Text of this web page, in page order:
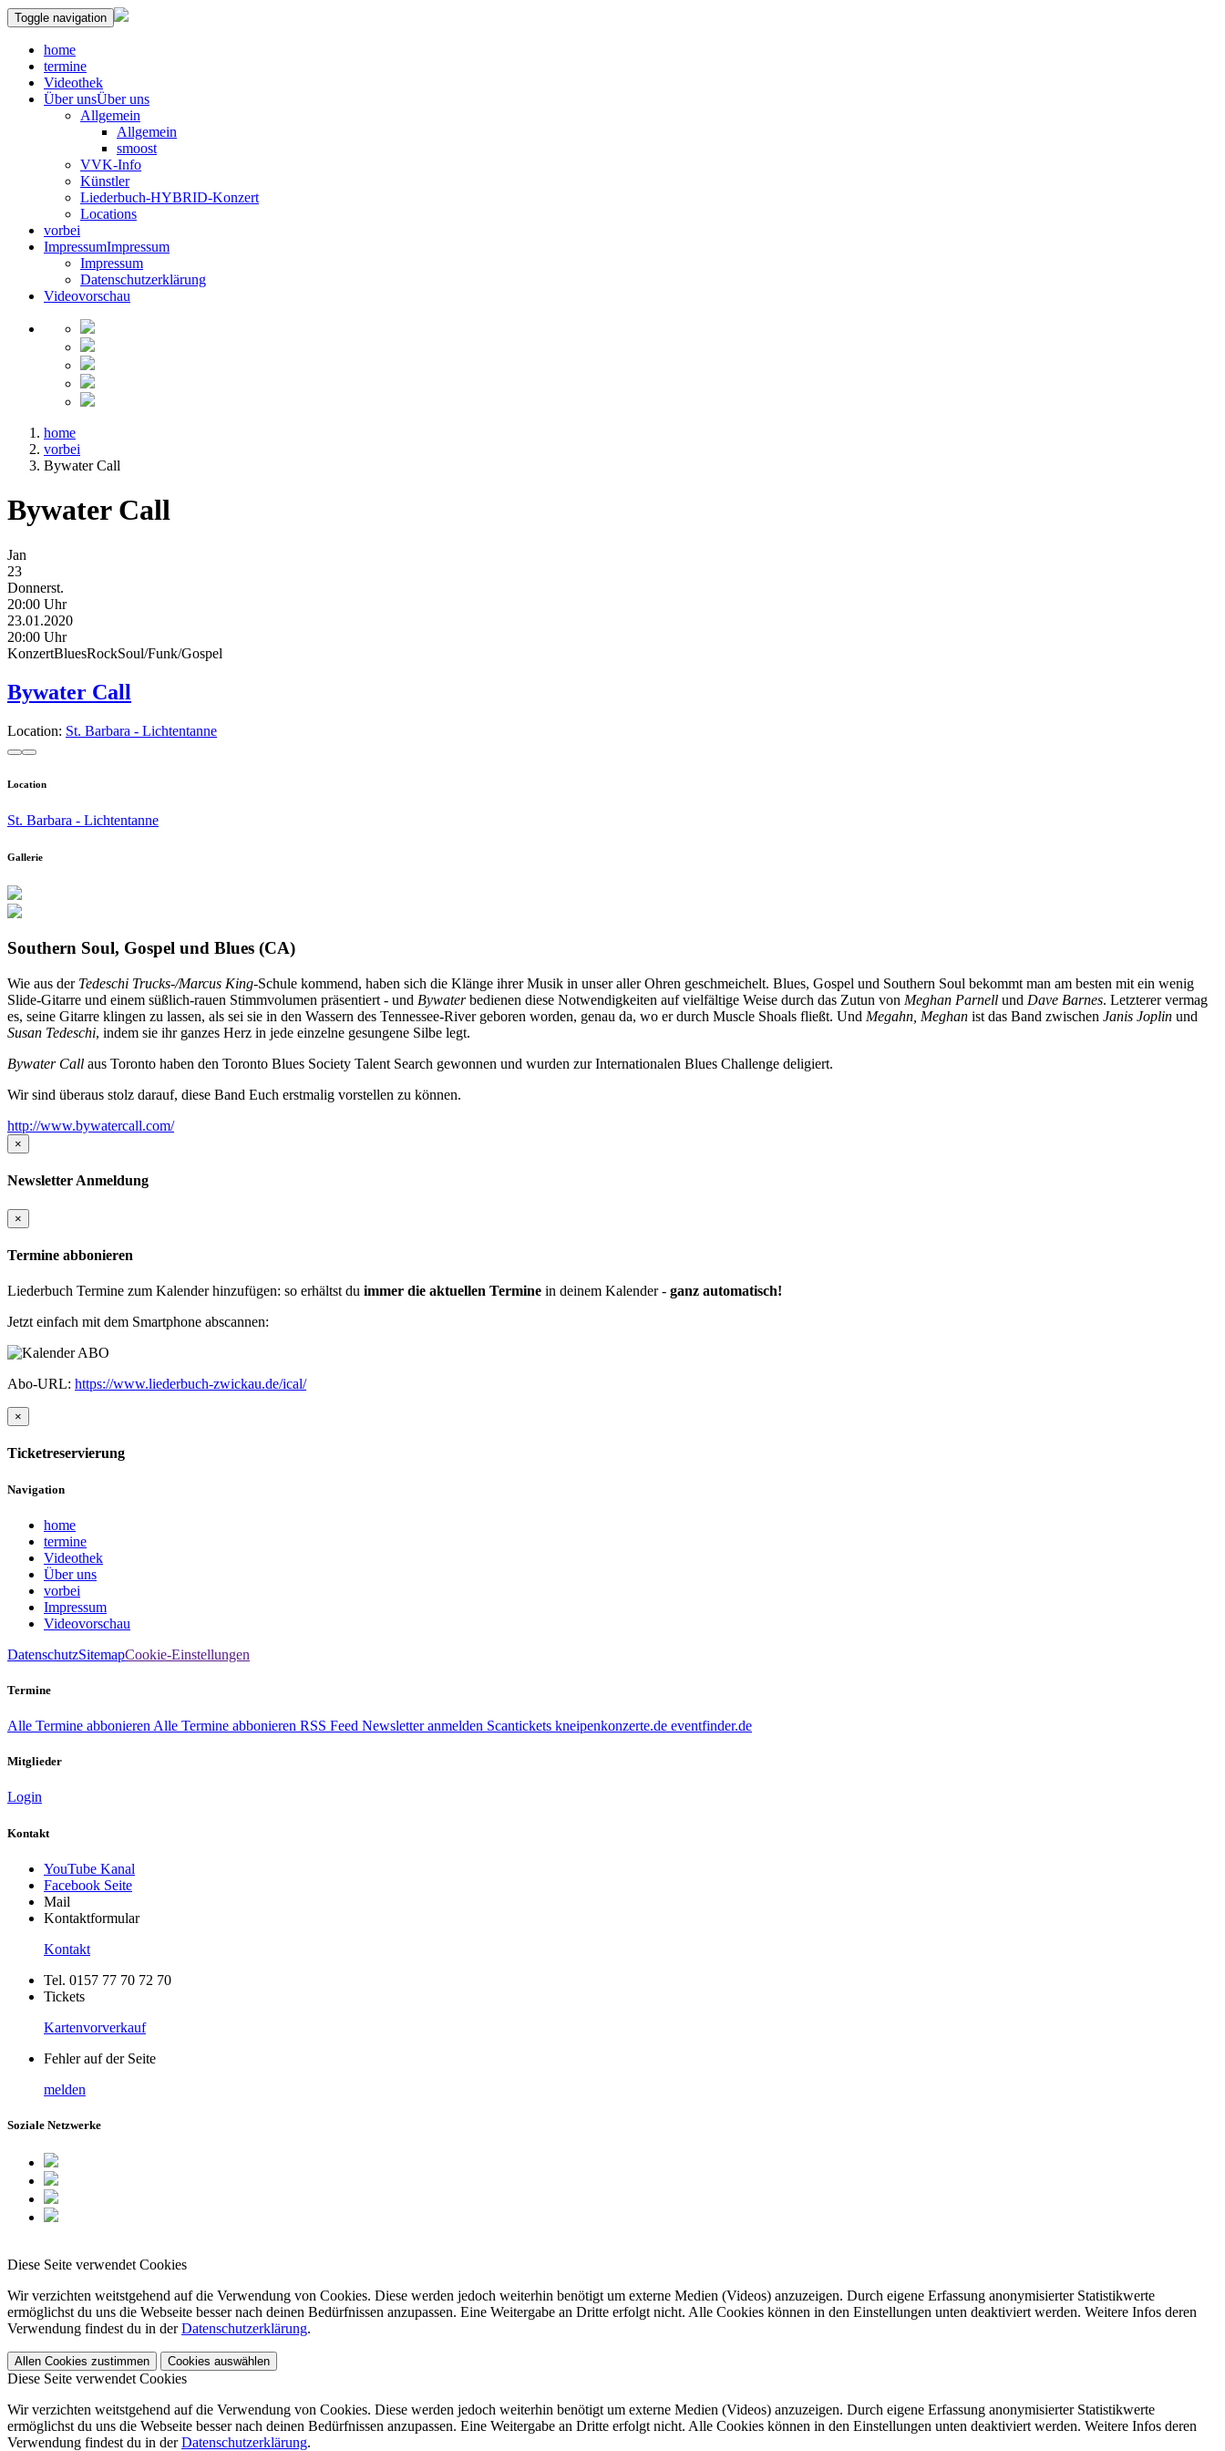
Toggle navigation
home
termine
Videothek
Über unsÜber uns
Allgemein
Allgemein
smoost
VVK-Info
Künstler
Liederbuch-HYBRID-Konzert
Locations
vorbei
ImpressumImpressum
Impressum
Datenschutzerklärung
Videovorschau
home
vorbei
Bywater Call
Bywater Call
Jan
23
Donnerst.
20:00 Uhr
23.01.2020
20:00 Uhr
KonzertBluesRockSoul/Funk/Gospel
Bywater Call
Location: St. Barbara - Lichtentanne
Location
St. Barbara - Lichtentanne
Gallerie
Southern Soul, Gospel und Blues (CA)
Wie aus der Tedeschi Trucks-/Marcus King-Schule kommend, haben sich die Klänge ihrer Musik in unser aller Ohren geschmeichelt. Blues, Gospel und Southern Soul bekommt man am besten mit ein wenig
Slide-Gitarre und einem süßlich-rauen Stimmvolumen präsentiert - und Bywaterbedienen diese Notwendigkeiten auf vielfältige Weise durch das Zutun von Meghan Parnell und Dave Barnes. Letzterer vermag
es, seine Gitarre klingen zu lassen, als sei sie in den Wassern des Tennessee-River geboren worden, genau da, wo er durch Muscle Shoals fließt. Und Megahn, Meghan ist das Band zwischen Janis Joplin und
Susan Tedeschi, indem sie ihr ganzes Herz in jede einzelne gesungene Silbe legt.
Bywater Call aus Toronto haben den Toronto Blues Society Talent Search gewonnen und wurden zur Internationalen Blues Challenge deligiert.
Wir sind überaus stolz darauf, diese Band Euch erstmalig vorstellen zu können.
http://www.bywatercall.com/
×
Newsletter Anmeldung
×
Termine abbonieren
Liederbuch Termine zum Kalender hinzufügen: so erhältst du immer die aktuellen Termine in deinem Kalender - ganz automatisch!
Jetzt einfach mit dem Smartphone abscannen:
Abo-URL: https://www.liederbuch-zwickau.de/ical/
×
Ticketreservierung
Navigation
home
termine
Videothek
Über uns
vorbei
Impressum
Videovorschau
DatenschutzSitemapCookie-Einstellungen
Termine
Alle Termine abbonieren Alle Termine abbonieren RSS Feed Newsletter anmelden Scantickets kneipenkonzerte.de eventfinder.de
Mitglieder
Login
Kontakt
YouTube Kanal
Facebook Seite
Mail
Kontaktformular
Kontakt
Tel. 0157 77 70 72 70
Tickets
Kartenvorverkauf
Fehler auf der Seite
melden
Soziale Netzwerke
Diese Seite verwendet Cookies
Wir verzichten weitstgehend auf die Verwendung von Cookies. Diese werden jedoch weiterhin benötigt um externe Medien (Videos) anzuzeigen. Durch eigene Erfassung anonymisierter Statistikwerte
ermöglichst du uns die Webseite besser nach deinen Bedürfnissen anzupassen. Eine Weitergabe an Dritte erfolgt nicht. Alle Cookies können in den Einstellungen unten deaktiviert werden. Weitere Infos deren
Verwendung findest du in derDatenschutzerklärung.
Allen Cookies zustimmen Cookies auswählen
Diese Seite verwendet Cookies
Wir verzichten weitstgehend auf die Verwendung von Cookies. Diese werden jedoch weiterhin benötigt um externe Medien (Videos) anzuzeigen. Durch eigene Erfassung anonymisierter Statistikwerte
ermöglichst du uns die Webseite besser nach deinen Bedürfnissen anzupassen. Eine Weitergabe an Dritte erfolgt nicht. Alle Cookies können in den Einstellungen unten deaktiviert werden. Weitere Infos deren
Verwendung findest du in derDatenschutzerklärung.